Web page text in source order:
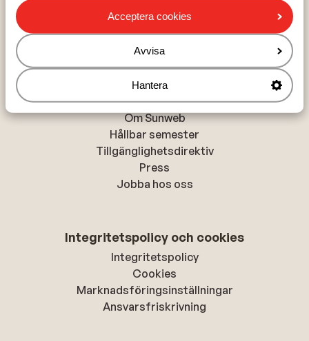
Acceptera cookies
Avvisa
Hantera
Chania
Rhodos-stad
Om Sunweb
Om Sunweb
Hållbar semester
Tillgänglighetsdirektiv
Press
Jobba hos oss
Integritetspolicy och cookies
Integritetspolicy
Cookies
Marknadsföringsinställningar
Ansvarsfriskrivning